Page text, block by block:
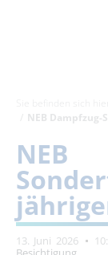
NEB
13. Juni 2026